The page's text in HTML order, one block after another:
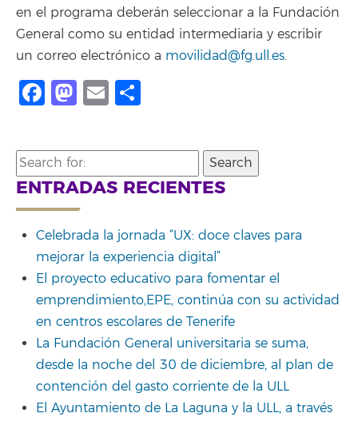
en el programa deberán seleccionar a la Fundación
General como su entidad intermediaria y escribir
un correo electrónico a movilidad@fg.ull.es.
Facebook
Mastodon
Email
Search
for:
ENTRADAS RECIENTES
Celebrada la jornada “UX: doce claves para
mejorar la experiencia digital”
El proyecto educativo para fomentar el
emprendimiento,EPE, continúa con su actividad
en centros escolares de Tenerife
La Fundación General universitaria se suma,
desde la noche del 30 de diciembre, al plan de
contención del gasto corriente de la ULL
El Ayuntamiento de La Laguna y la ULL, a través